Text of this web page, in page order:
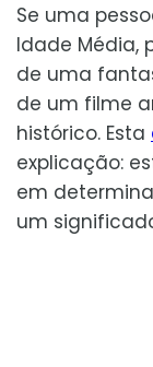
Se uma
Idade Média,
de uma
de um filme
histórico. Esta
explicação:
em
um